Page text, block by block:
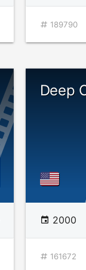
189790
Deep
2000
161672